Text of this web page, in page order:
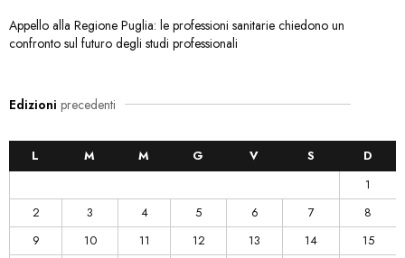
Appello alla Regione Puglia: le professioni sanitarie chiedono un
confronto sul futuro degli studi professionali
Edizioni precedenti
L M M G V S
D
1
2
3 4 5 6 7
8
9
10 11 12 13 14
15